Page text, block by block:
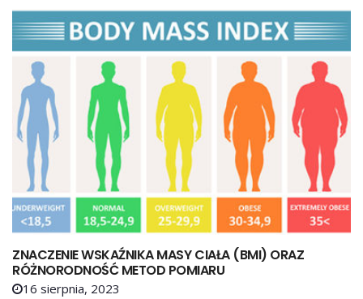
ZNACZENIE WSKAŹNIKA MASY CIAŁA (BMI) ORAZ
RÓŻNORODNOŚĆ METOD POMIARU
16 sierpnia, 2023